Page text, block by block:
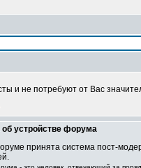
и не потребуют от Вас
об устройстве форума
принята система пост-